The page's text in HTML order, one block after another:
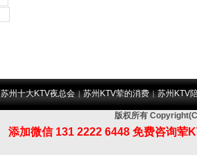
苏州十大KTV夜总会 |苏州KTV荤的消费 |苏州KTV
版权所有
添加微信 131 2222 6448 免费咨询荤